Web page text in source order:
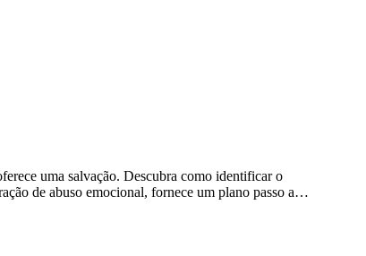
uma salvação. Descubra como identificar o
de abuso emocional, fornece um plano passo a…